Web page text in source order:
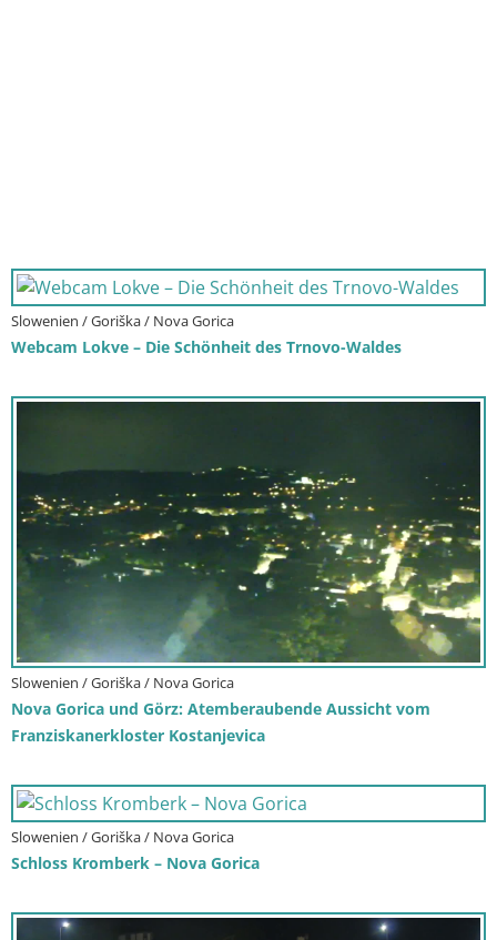
Slowenien / Goriška / Nova Gorica
Webcam Lokve – Die Schönheit des Trnovo-Waldes
Slowenien / Goriška / Nova Gorica
Nova Gorica und Görz: Atemberaubende Aussicht vom
Franziskanerkloster Kostanjevica
Slowenien / Goriška / Nova Gorica
Schloss Kromberk – Nova Gorica